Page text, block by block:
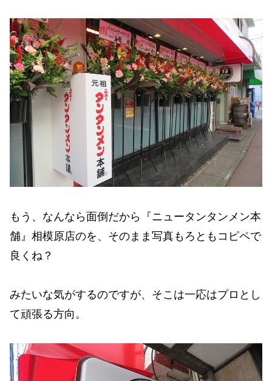
もう、なんなら面倒だから『ニュータンタンメン本
舗』相模原店のを、そのまま写真もろともコピペで
良くね？
みたいな気がするのですが、そこは一応はプロとし
て頑張る方向。